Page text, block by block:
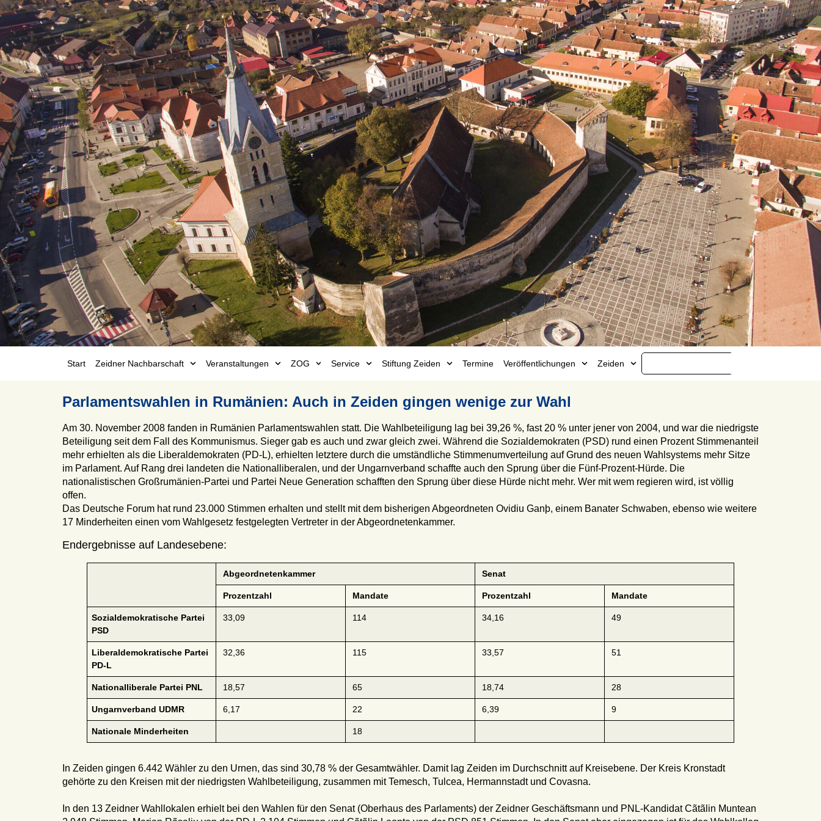
Start Zeidner Nachbarschaft Veranstaltungen ZOG Service Stiftung Zeiden Termine Veröffentlichungen Zeiden
Parlamentswahlen in Rumänien: Auch in Zeiden gingen wenige zur Wahl
Am 30. November 2008 fanden in Rumänien Parlamentswahlen statt. Die Wahlbeteiligung lag bei 39,26 %, fast 20 % unter jener von 2004, und war die niedrigste
Beteiligung seit dem Fall des Kommunismus. Sieger gab es auch und zwar gleich zwei. Während die Sozialdemokraten (PSD) rund einen Prozent Stimmenanteil
mehr erhielten als die Liberaldemokraten (PD-L), erhielten letztere durch die umständliche Stimmenumverteilung auf Grund des neuen Wahlsystems mehr Sitze
im Parlament. Auf Rang drei landeten die Nationalliberalen, und der Ungarnverband schaffte auch den Sprung über die Fünf-Prozent-Hürde. Die
nationalistischen Großrumänien-Partei und Partei Neue Generation schafften den Sprung über diese Hürde nicht mehr. Wer mit wem regieren wird, ist völlig
offen.
Das Deutsche Forum hat rund 23.000 Stimmen erhalten und stellt mit dem bisherigen Abgeordneten Ovidiu Ganþ, einem Banater Schwaben, ebenso wie weitere
17 Minderheiten einen vom Wahlgesetz festgelegten Vertreter in der Abgeordnetenkammer.
Endergebnisse auf Landesebene:
Abgeordnetenkammer Senat
Prozentzahl Mandate Prozentzahl Mandate
Sozialdemokratische Partei
PSD
33,09 114 34,16 49
Liberaldemokratische Partei
PD-L
32,36 115 33,57 51
Nationalliberale Partei PNL 18,57 65 18,74 28
Ungarnverband UDMR 6,17 22 6,39 9
Nationale Minderheiten 18
In Zeiden gingen 6.442 Wähler zu den Urnen, das sind 30,78 % der Gesamtwähler. Damit lag Zeiden im Durchschnitt auf Kreisebene. Der Kreis Kronstadt
gehörte zu den Kreisen mit der niedrigsten Wahlbeteiligung, zusammen mit Temesch, Tulcea, Hermannstadt und Covasna.
In den 13 Zeidner Wahllokalen erhielt bei den Wahlen für den Senat (Oberhaus des Parlaments) der Zeidner Geschäftsmann und PNL-Kandidat Cãtãlin Muntean